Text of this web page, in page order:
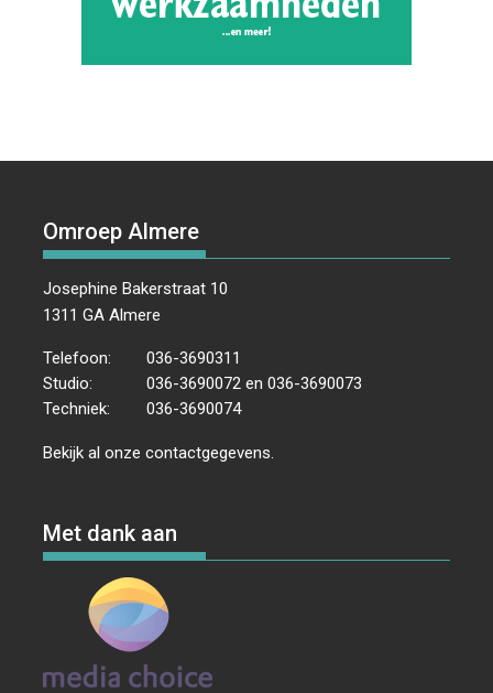
Omroep Almere
Josephine Bakerstraat 10
1311 GA Almere
Telefoon:
036-3690311
Studio:
036-3690072 en 036-3690073
Techniek:
036-3690074
Bekijk al onzecontactgegevens.
Met dank aan